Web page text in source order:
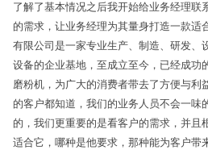
了解了基本情况之后我开始给业务经理联
的需求，让业务经理为其量身打造一款适
有限公司是一家专业生产、制造、研发、
设备的企业基地，至成立至今，已经成功
磨粉机，为广大的消费者带去了方便与利
的客户都知道，我们的业务人员不会一味
的，我们更重要的是看客户的需求，并且
适合它，哪种是他要求，那种能为客户带